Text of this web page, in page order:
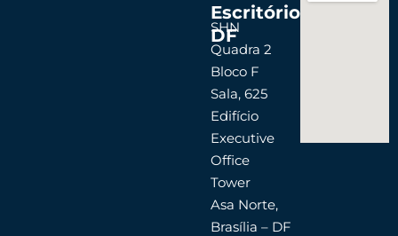
Escritório
DF
SHN
Quadra 2
Bloco F
Sala, 625
Edifício
Executive
Office
Tower
Asa Norte,
Brasília – DF